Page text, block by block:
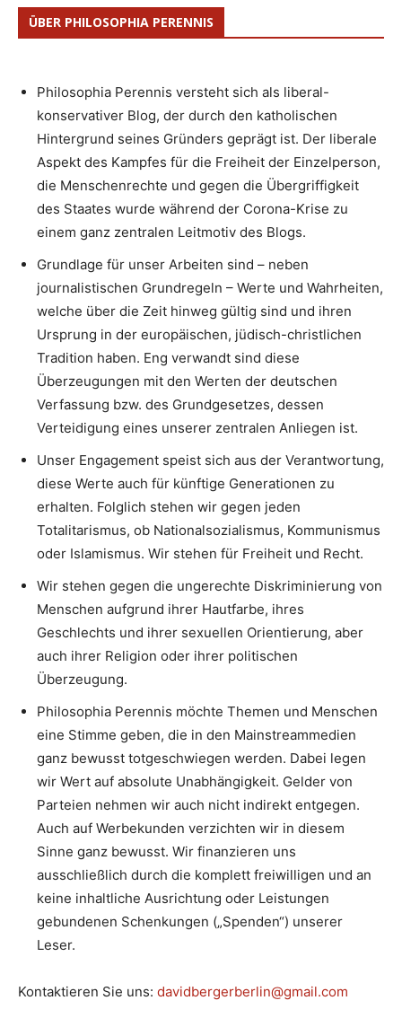
ÜBER PHILOSOPHIA PERENNIS
Philosophia Perennis versteht sich als liberal-
konservativer Blog, der durch den katholischen
Hintergrund seines Gründers geprägt ist. Der liberale
Aspekt des Kampfes für die Freiheit der Einzelperson,
die Menschenrechte und gegen die Übergriffigkeit
des Staates wurde während der Corona-Krise zu
einem ganz zentralen Leitmotiv des Blogs.
Grundlage für unser Arbeiten sind – neben
journalistischen Grundregeln – Werte und Wahrheiten,
welche über die Zeit hinweg gültig sind und ihren
Ursprung in der europäischen, jüdisch-christlichen
Tradition haben. Eng verwandt sind diese
Überzeugungen mit den Werten der deutschen
Verfassung bzw. des Grundgesetzes, dessen
Verteidigung eines unserer zentralen Anliegen ist.
Unser Engagement speist sich aus der Verantwortung,
diese Werte auch für künftige Generationen zu
erhalten. Folglich stehen wir gegen jeden
Totalitarismus, ob Nationalsozialismus, Kommunismus
oder Islamismus. Wir stehen für Freiheit und Recht.
Wir stehen gegen die ungerechte Diskriminierung von
Menschen aufgrund ihrer Hautfarbe, ihres
Geschlechts und ihrer sexuellen Orientierung, aber
auch ihrer Religion oder ihrer politischen
Überzeugung.
Philosophia Perennis möchte Themen und Menschen
eine Stimme geben, die in den Mainstreammedien
ganz bewusst totgeschwiegen werden. Dabei legen
wir Wert auf absolute Unabhängigkeit. Gelder von
Parteien nehmen wir auch nicht indirekt entgegen.
Auch auf Werbekunden verzichten wir in diesem
Sinne ganz bewusst. Wir finanzieren uns
ausschließlich durch die komplett freiwilligen und an
keine inhaltliche Ausrichtung oder Leistungen
gebundenen Schenkungen („Spenden“) unserer
Leser.
Kontaktieren Sie uns: davidbergerberlin@gmail.com